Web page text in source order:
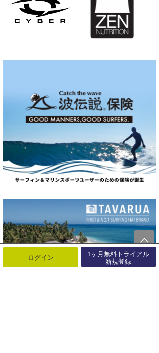
ログイン 1ヶ月無料トライアル
新規登録